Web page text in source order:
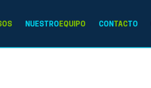
NUESTROEQUIPO CONTACTO